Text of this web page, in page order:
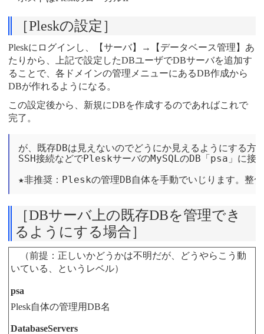
［Pleskの設定］
Pleskにログインし、【サーバ】→【データベース管理】あ
たりから、上記で設定したDBユーザでDBサーバを追加す
ることで、各ドメインの管理メニューにあるDB作成から
DBが作れるようになる。
この設定後から、新規にDBを作成するのであればこれで
完了。
が、既存DBは見えないのでどうにか見えるようにする方
SSH接続などでPleskサーバのMySQLのDB「psa」に接
［DBサーバ上の既存DBを管理でき
るようにする場合］
（前提：正しいかどうかは不明だが、どうやらこう動
いている、というレベル）
psa
Plesk自体の管理用DB名
DatabaseServers